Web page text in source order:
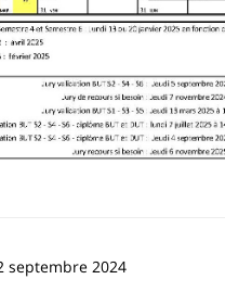
septembre 2024